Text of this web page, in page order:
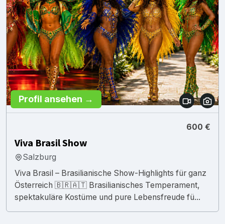
Profil ansehen →
600 €
Viva Brasil Show
Salzburg
Viva Brasil – Brasilianische Show-Highlights für ganz
Österreich 🇧🇷🇦🇹 Brasilianisches Temperament,
spektakuläre Kostüme und pure Lebensfreude fü...